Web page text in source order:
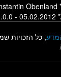
- 05.02.2012 */
, כל הזכויות